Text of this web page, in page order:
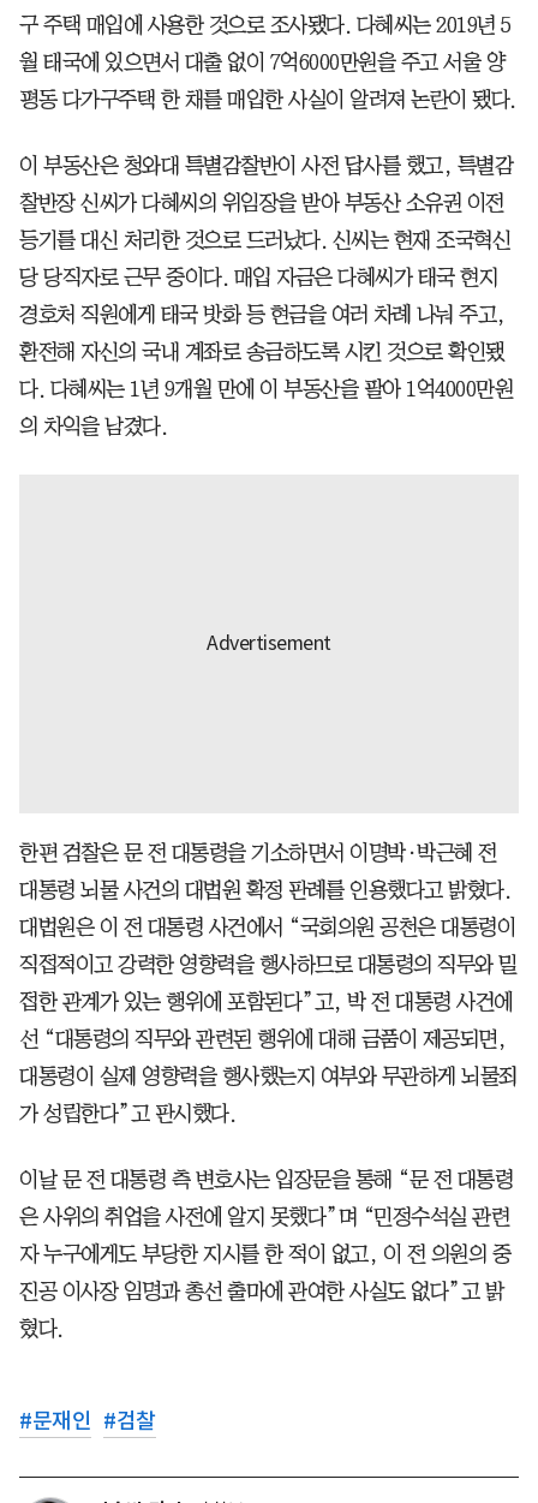
구 주택 매입에 사용한 것으로 조사됐다. 다혜씨는 2019년 5
월 태국에 있으면서 대출 없이 7억6000만원을 주고 서울 양
평동 다가구주택 한 채를 매입한 사실이 알려져 논란이 됐다.
이 부동산은 청와대 특별감찰반이 사전 답사를 했고, 특별감
찰반장 신씨가 다혜씨의 위임장을 받아 부동산 소유권 이전
등기를 대신 처리한 것으로 드러났다. 신씨는 현재 조국혁신
당 당직자로 근무 중이다. 매입 자금은 다혜씨가 태국 현지
경호처 직원에게 태국 밧화 등 현금을 여러 차례 나눠 주고,
환전해 자신의 국내 계좌로 송금하도록 시킨 것으로 확인됐
다. 다혜씨는 1년 9개월 만에 이 부동산을 팔아 1억4000만원
의 차익을 남겼다.
한편 검찰은 문 전 대통령을 기소하면서 이명박·박근혜 전
대통령 뇌물 사건의 대법원 확정 판례를 인용했다고 밝혔다.
대법원은 이 전 대통령 사건에서 “국회의원 공천은 대통령이
직접적이고 강력한 영향력을 행사하므로 대통령의 직무와 밀
접한 관계가 있는 행위에 포함된다”고, 박 전 대통령 사건에
선 “대통령의 직무와 관련된 행위에 대해 금품이 제공되면,
대통령이 실제 영향력을 행사했는지 여부와 무관하게 뇌물죄
가 성립한다”고 판시했다.
이날 문 전 대통령 측 변호사는 입장문을 통해 “문 전 대통령
은 사위의 취업을 사전에 알지 못했다”며 “민정수석실 관련
자 누구에게도 부당한 지시를 한 적이 없고, 이 전 의원의 중
진공 이사장 임명과 총선 출마에 관여한 사실도 없다”고 밝
혔다.
#문재인 #검찰